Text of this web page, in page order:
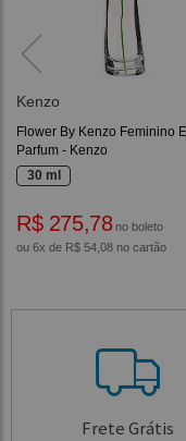
Kenzo
Flower By Kenzo Feminino
Parfum - Kenzo
30 ml
R$ 275,78 no boleto
ou 6x de R$ 54,08 no cartão
Frete Grátis